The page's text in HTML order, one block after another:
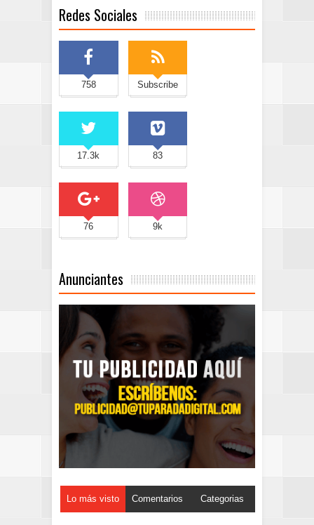
Redes Sociales
758 Subscribe
17.3k 83
76 9k
Anunciantes
Lo más visto Comentarios Categorias